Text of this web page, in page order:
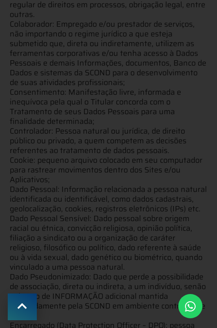
regular de direitos em processos, obrigação legal, entre
outras.
Colaborador: Empregado e/ou prestador de serviços,
não importando o regime jurídico a que esteja
submetido que, direta ou indiretamente, utilizem as
ferramentas corporativas e/ou tenha acesso à Dados
Pessoais e demais Informações, documentos, Banco de
Dados e sistemas da SCOND para o desenvolvimento
de suas atividades profissionais;
Consentimento: Manifestação livre, informada e
inequívoca pela qual o Titular concorda com o
Tratamento de seus Dados Pessoais para uma
finalidade determinada;
Controlador: Pessoa natural ou jurídica, de direito
público ou privado, a quem competem as decisões
referentes ao tratamento de dados pessoais.
Cookie: pequeno arquivo colocado em seu computador
para rastrear movimentos dentro dos Sites e/ou
Aplicativos;
Dado Pessoal: Informação relacionada a pessoa natural
identificada ou identificável, como dados cadastrais,
geolocalização, cookies, registros eletrônicos (IPs) etc.
Dado Pessoal Sensível: Dado pessoal sobre origem
racial ou étnica, convicção religiosa, opinião política,
filiação a sindicato ou a organização de caráter
religioso, filosófico ou político, dado referente à saúde
ou à vida sexual, dado genético ou biométrico, quando
vinculado a uma pessoa natural.
Dado Pseudonimizado: Dado que perde a possibilidade
de associação, direta ou indireta, a um indivíduo, senão
pelo uso de INFORMAÇÃO adicional mantida
separadamente pela SCOND em ambiente controlado e
Encarregado (Data Protection Officer – DPO): pessoa